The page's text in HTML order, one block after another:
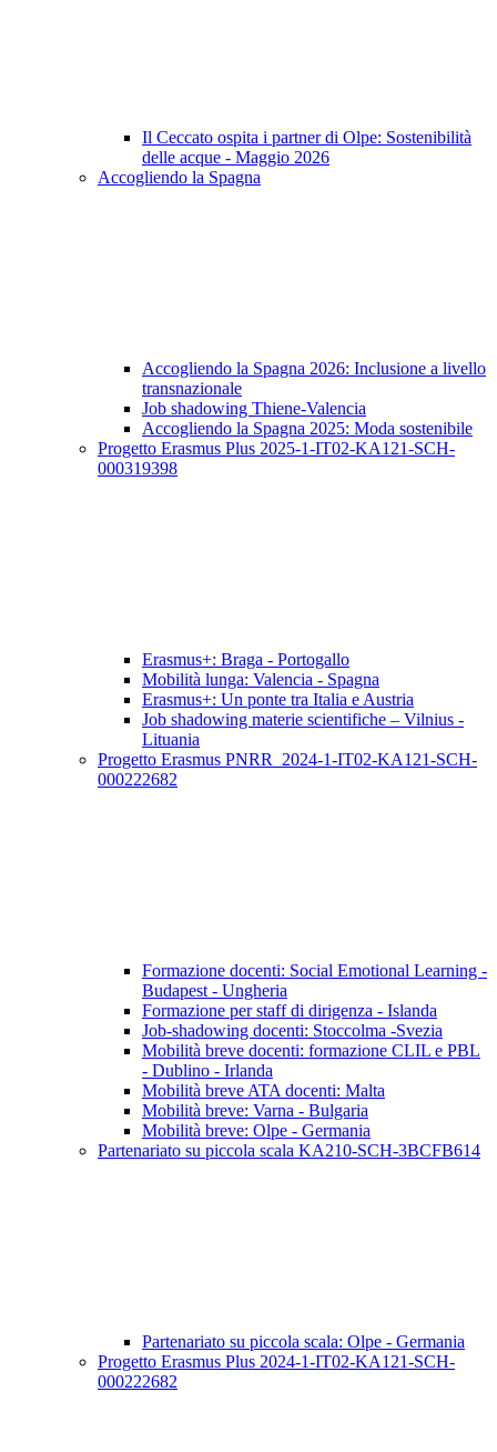
Il Ceccato ospita i partner di Olpe: Sostenibilità
delle acque - Maggio 2026
Accogliendo la Spagna
Accogliendo la Spagna 2026: Inclusione a livello
transnazionale
Job shadowing Thiene-Valencia
Accogliendo la Spagna 2025: Moda sostenibile
Progetto Erasmus Plus 2025-1-IT02-KA121-SCH-
000319398
Erasmus+: Braga - Portogallo
Mobilità lunga: Valencia - Spagna
Erasmus+: Un ponte tra Italia e Austria
Job shadowing materie scientifiche – Vilnius -
Lituania
Progetto Erasmus PNRR_2024-1-IT02-KA121-SCH-
000222682
Formazione docenti: Social Emotional Learning -
Budapest - Ungheria
Formazione per staff di dirigenza - Islanda
Job-shadowing docenti: Stoccolma -Svezia
Mobilità breve docenti: formazione CLIL e PBL
- Dublino - Irlanda
Mobilità breve ATA docenti: Malta
Mobilità breve: Varna - Bulgaria
Mobilità breve: Olpe - Germania
Partenariato su piccola scala KA210-SCH-3BCFB614
Partenariato su piccola scala: Olpe - Germania
Progetto Erasmus Plus 2024-1-IT02-KA121-SCH-
000222682